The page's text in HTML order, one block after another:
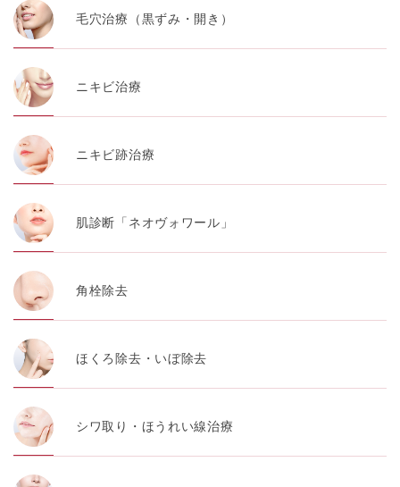
・Cookie等の技術を用いたアクセス履歴、閲覧記録等に
関する情報の収集、分析
の広告に利用するため
・お問い合わせ又はご意見の内容確認及びその対応のた
・患者様のサービス利用状況の分析及び症例研究のため
・広告、宣伝、マーケティングのため
【個人情報の管理体制について】
に蓄積・保管し、当該個人情報への不正アクセス・紛
失・破壊・改ざんおよび漏洩等を防止するため、必要か
つ適切な組織的・人的・物理的・技術的防御措置を講じ
ます。
【個人情報の共同利用について】
TCBグループは、【利用目的】達成に必要な範囲で、取
得情報を共同して利用することがあります。
アライアンスが個人情報の管理について責任を有しま
す。
一般社団法人メディカルアライアンス
毛穴治療（黒ずみ・開き）
ニキビ治療
ニキビ跡治療
肌診断「ネオヴォワール」
角栓除去
ほくろ除去・いぼ除去
シワ取り・ほうれい線治療